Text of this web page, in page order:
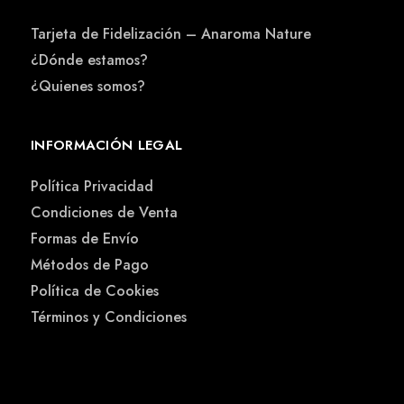
Tarjeta de Fidelización – Anaroma Nature
¿Dónde estamos?
¿Quienes somos?
INFORMACIÓN LEGAL
Política Privacidad
Condiciones de Venta
Formas de Envío
Métodos de Pago
Política de Cookies
Términos y Condiciones